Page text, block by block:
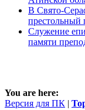
В Свято-
престольный
Служение
памяти
You are here:
Версия для ПК |